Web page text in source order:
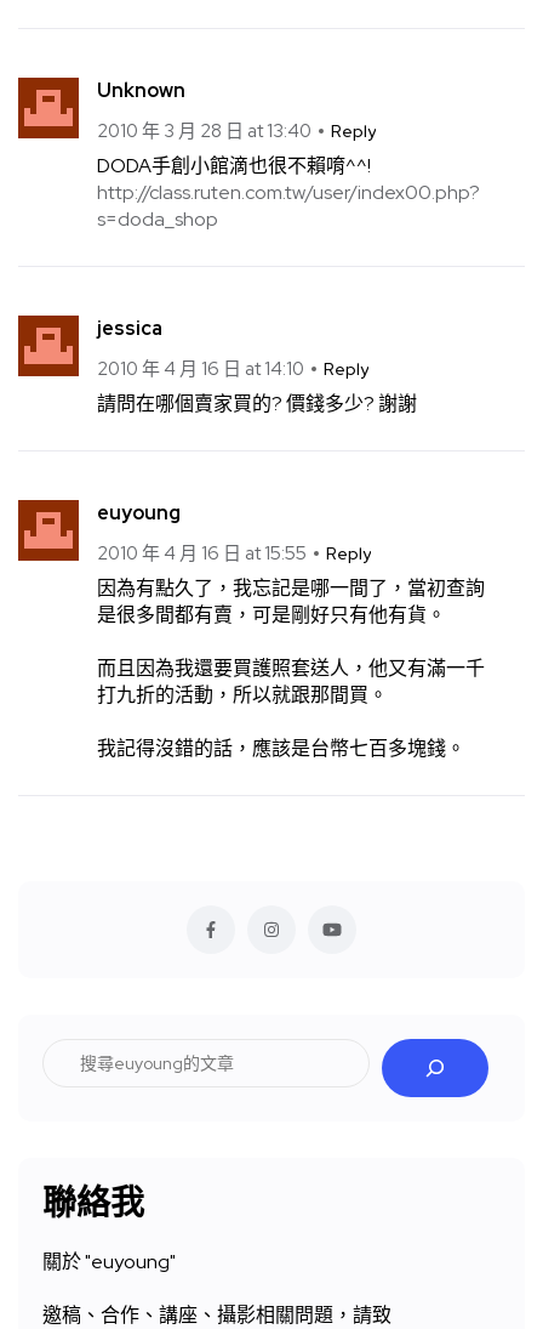
Unknown
2010 年 3 月 28 日 at 13:40 Reply
DODA手創小館滴也很不賴唷^^!
http://class.ruten.com.tw/user/index00.php?
s=doda_shop
jessica
2010 年 4 月 16 日 at 14:10 Reply
請問在哪個賣家買的? 價錢多少? 謝謝
euyoung
2010 年 4 月 16 日 at 15:55 Reply
因為有點久了，我忘記是哪一間了，當初查詢
是很多間都有賣，可是剛好只有他有貨。
而且因為我還要買護照套送人，他又有滿一千
打九折的活動，所以就跟那間買。
我記得沒錯的話，應該是台幣七百多塊錢。
聯絡我
關於 "euyoung"
邀稿、合作、講座、攝影相關問題，請致